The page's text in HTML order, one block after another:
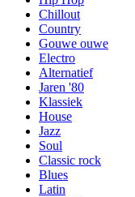
Chillout
Country
Gouwe ouwe
Electro
Alternatief
Jaren '80
Klassiek
House
Jazz
Soul
Classic rock
Blues
Latin